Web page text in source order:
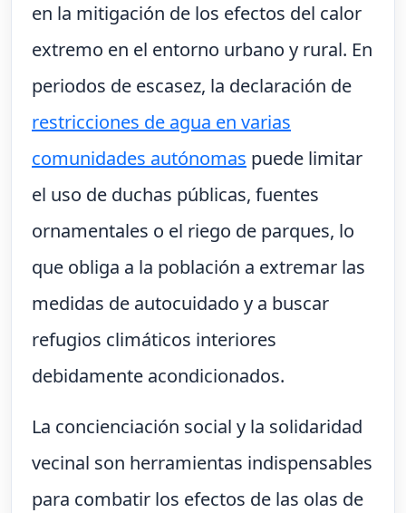
en la mitigación de los efectos del calor
extremo en el entorno urbano y rural. En
periodos de escasez, la declaración de
restricciones de agua en varias
comunidades autónomas puede limitar
el uso de duchas públicas, fuentes
ornamentales o el riego de parques, lo
que obliga a la población a extremar las
medidas de autocuidado y a buscar
refugios climáticos interiores
debidamente acondicionados.
La concienciación social y la solidaridad
vecinal son herramientas indispensables
para combatir los efectos de las olas de